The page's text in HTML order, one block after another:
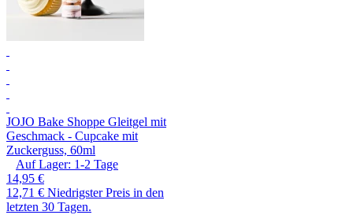
JOJO Bake Shoppe Gleitgel mit
Geschmack - Cupcake mit
Zuckerguss, 60ml
Auf Lager: 1-2 Tage
14,95 €
12,71 € Niedrigster Preis in den
letzten 30 Tagen.